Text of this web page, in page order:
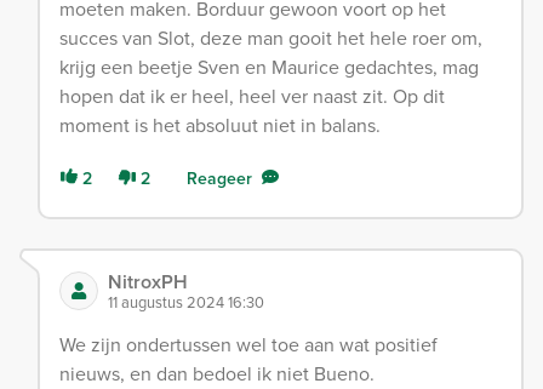
moeten maken. Borduur gewoon voort op het
succes van Slot, deze man gooit het hele roer om,
krijg een beetje Sven en Maurice gedachtes, mag
hopen dat ik er heel, heel ver naast zit. Op dit
moment is het absoluut niet in balans.
2 2 Reageer
NitroxPH
11 augustus 2024 16:30
We zijn ondertussen wel toe aan wat positief
nieuws, en dan bedoel ik niet Bueno.